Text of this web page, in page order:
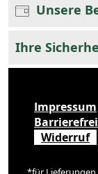
Unsere
Ihre
Impressum
Widerruf